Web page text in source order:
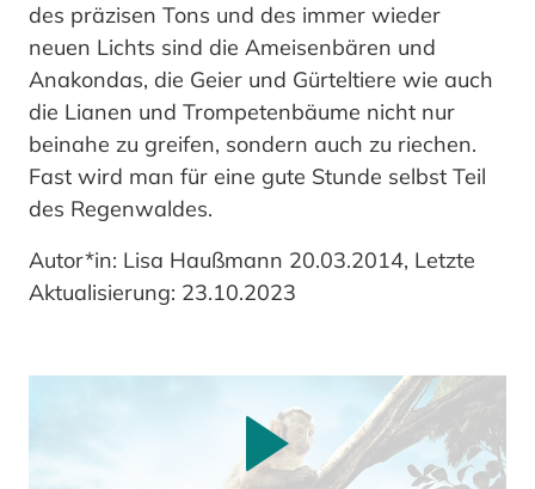
des präzisen Tons und des immer wieder
neuen Lichts sind die Ameisenbären und
Anakondas, die Geier und Gürteltiere wie auch
die Lianen und Trompetenbäume nicht nur
beinahe zu greifen, sondern auch zu riechen.
Fast wird man für eine gute Stunde selbst Teil
des Regenwaldes.
Autor*in: Lisa Haußmann 20.03.2014, Letzte
Aktualisierung: 23.10.2023